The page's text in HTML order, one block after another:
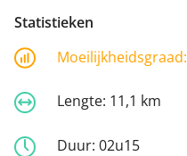
Statistieken
Moeilijkheidsgraad:
Lengte: 11,1 km
Duur: 02u15